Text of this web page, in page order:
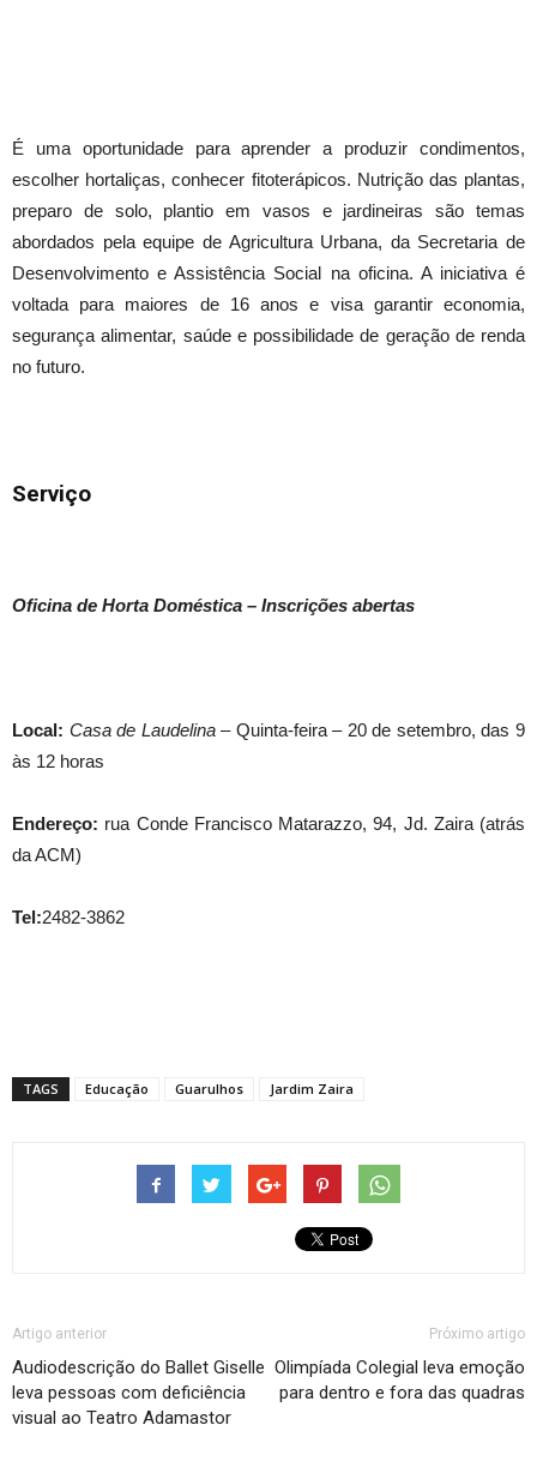
É uma oportunidade para aprender a produzir condimentos,
escolher hortaliças, conhecer fitoterápicos. Nutrição das plantas,
preparo de solo, plantio em vasos e jardineiras são temas
abordados pela equipe de Agricultura Urbana, da Secretaria de
Desenvolvimento e Assistência Social na oficina. A iniciativa é
voltada para maiores de 16 anos e visa garantir economia,
segurança alimentar, saúde e possibilidade de geração de renda
no futuro.
Serviço
Oficina de Horta Doméstica – Inscrições abertas
Local: Casa de Laudelina– Quinta-feira – 20 de setembro, das 9
às 12 horas
Endereço: rua Conde Francisco Matarazzo, 94, Jd. Zaira (atrás
da ACM)
Tel:2482-3862
TAGS Educação Guarulhos Jardim Zaira
Artigo anterior
Audiodescrição do Ballet Giselle
leva pessoas com deficiência
visual ao Teatro Adamastor
Próximo artigo
Olimpíada Colegial leva emoção
para dentro e fora das quadras